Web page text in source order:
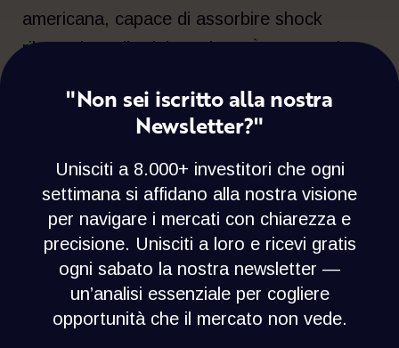
americana, capace di assorbire shock
rilevanti meglio del previsto. È questo che
l’incertezza, senza però cambiare
radicalmente lo scenario di base.
I mercati, tuttavia, hanno reagito come se
la Fed avesse assunto una posizione più
restrittiva. Le aspettative di tagli, misurate
dai Fed Funds Futures, erano già scese da
2,5 tagli previsti entro fine 2026 a fine
febbraio a circa 0,9 prima della riunione, per
"Non sei iscritto alla nostra
Newsletter?"
Unisciti a 8.000+ investitori che ogni
settimana si affidano alla nostra visione
per navigare i mercati con chiarezza e
precisione. Unisciti a loro e ricevi gratis
ogni sabato la nostra newsletter —
un’analisi essenziale per cogliere
opportunità che il mercato non vede.